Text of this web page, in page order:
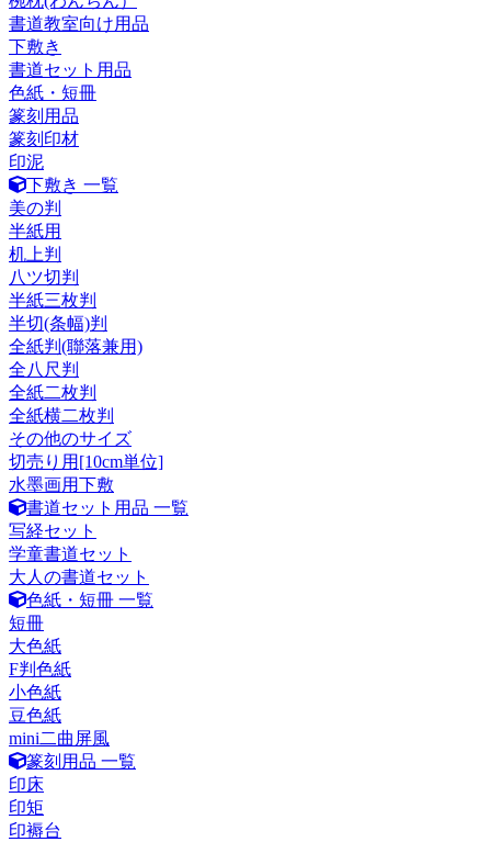
書道教室向け用品
下敷き
書道セット用品
色紙・短冊
篆刻用品
篆刻印材
印泥
下敷き 一覧
美の判
半紙用
机上判
八ツ切判
半紙三枚判
半切(条幅)判
全紙判(聯落兼用)
全八尺判
全紙二枚判
全紙横二枚判
その他のサイズ
切売り用[10cm単位]
水墨画用下敷
書道セット用品 一覧
写経セット
学童書道セット
大人の書道セット
色紙・短冊 一覧
短冊
大色紙
F判色紙
小色紙
豆色紙
mini二曲屏風
篆刻用品 一覧
印床
印矩
印褥台